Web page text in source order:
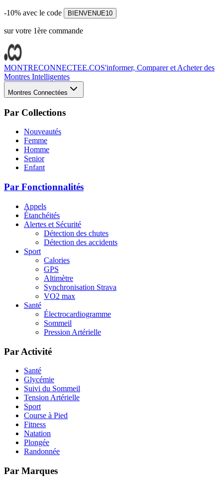
-10% avec le code BIENVENUE10
sur votre 1ère commande
MONTRECONNECTEE.COS'informer, Comparer et Acheter des
Montres Intelligentes
Montres Connectées
Par Collections
Nouveautés
Femme
Homme
Senior
Enfant
Par Fonctionnalités
Appels
Étanchéités
Alertes et Sécurité
Détection des chutes
Détection des accidents
Sport
Calories
GPS
Altimètre
Synchronisation Strava
VO2 max
Santé
Électrocardiogramme
Sommeil
Pression Artérielle
Par Activité
Santé
Glycémie
Suivi du Sommeil
Tension Artérielle
Sport
Course à Pied
Fitness
Natation
Plongée
Randonnée
Par Marques